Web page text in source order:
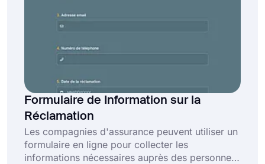
Formulaire de Information sur la
Réclamation
Les compagnies d'assurance peuvent utiliser un
formulaire en ligne pour collecter les
informations nécessaires auprès des personnes